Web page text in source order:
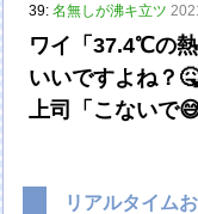
39:名無しが沸キ立ツ
ワイ「37.4℃の
いいですよね？🤒
上司「こないで😅
リアルタイム